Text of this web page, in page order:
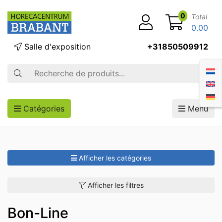
Recherche
Salle d'exposition +31850509912
0 Total
0.00
Catégories Menu
Afficher les catégories
Afficher les filtres
Bon-Line